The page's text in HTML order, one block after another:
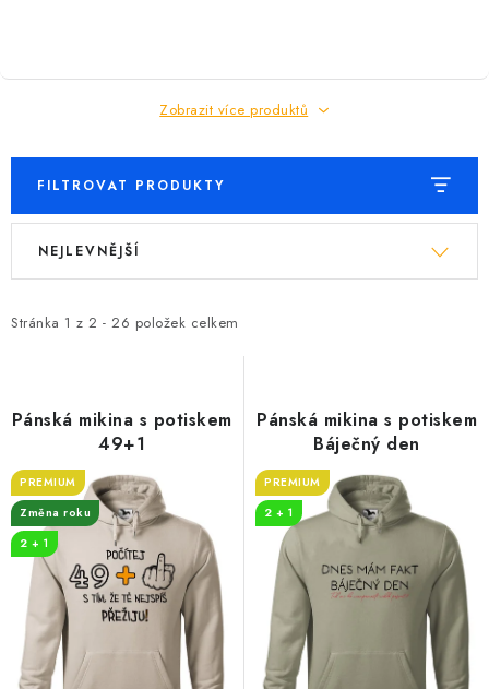
Zobrazit více produktů
FILTROVAT PRODUKTY
V
i
r
d
u
k
Stránka 1 z 2 - 26 položek celkem
Ř
e
p
o
d
u
ů
NEJLEVNĚJŠÍ
Pánská mikina s potiskem
49+1
PREMIUM
Změna roku
2 + 1
Pánská mikina s potiskem
Báječný den
PREMIUM
2 + 1